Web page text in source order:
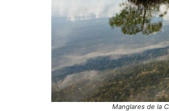
Manglares de la